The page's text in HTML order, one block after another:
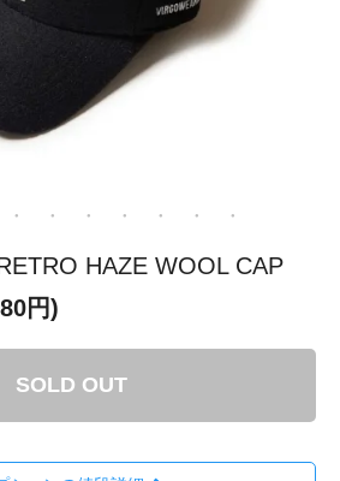
HAZE WOOL CAP
円)
SOLD OUT